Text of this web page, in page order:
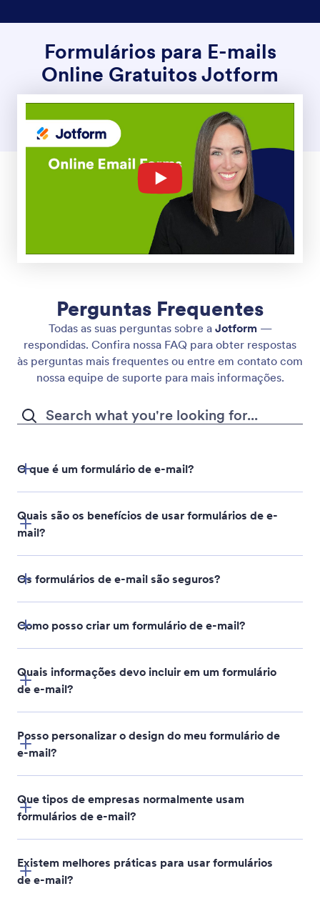
Formulários para E-mails
Online Gratuitos Jotform
Perguntas Frequentes
Todas as suas perguntas sobre a Jotform—
respondidas. Confira nossa FAQ para obter respostas
às perguntas mais frequentes ou entre em contato com
nossa equipe de suporte para mais informações.
O que é um formulário de e-mail?
Quais são os benefícios de usar formulários de e-
mail?
Os formulários de e-mail são seguros?
Como posso criar um formulário de e-mail?
Publicar
Quais informações devo incluir em um formulário
de e-mail?
Nome
Telefone
Posso personalizar o design do meu formulário de
e-mail?
Que tipos de empresas normalmente usam
formulários de e-mail?
Existem melhores práticas para usar formulários
de e-mail?